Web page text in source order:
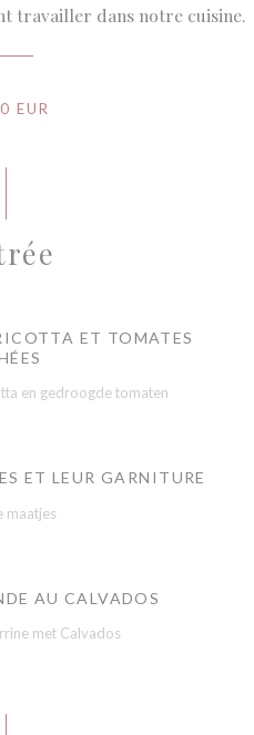
travailler dans notre cuisine.
EUR
ET TOMATES
en gedroogde tomaten
ET LEUR GARNITURE
maatjes
AU CALVADOS
met Calvados